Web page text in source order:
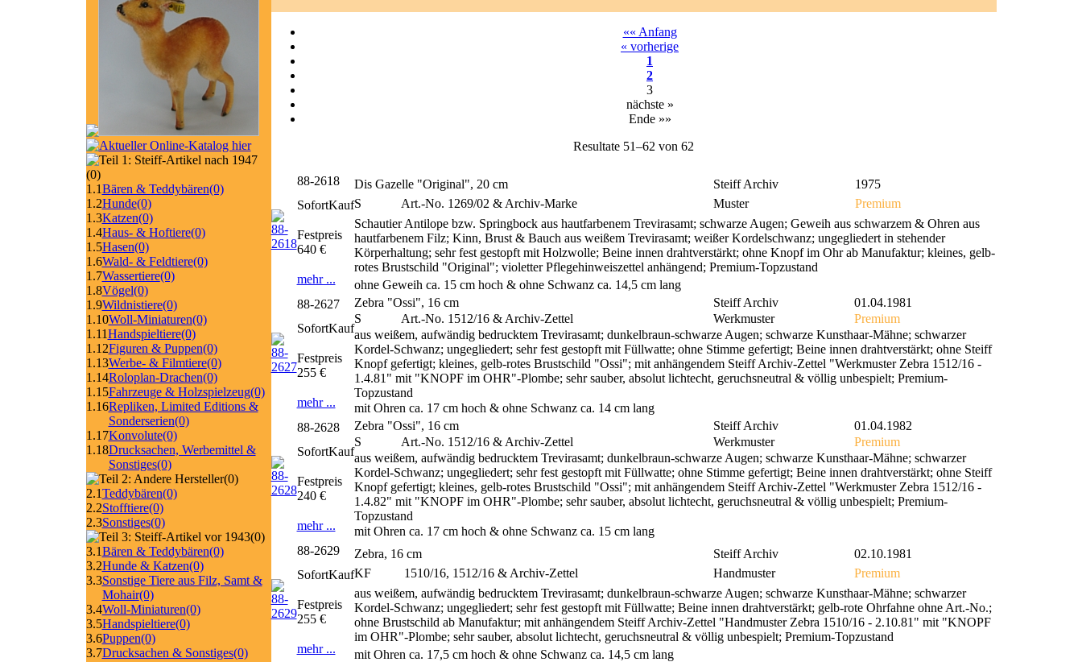
(0)
1.1Bären & Teddybären(0)
1.2Hunde(0)
1.3Katzen(0)
1.4Haus- & Hoftiere(0)
1.5Hasen(0)
1.6Wald- & Feldtiere(0)
1.7Wassertiere(0)
1.8Vögel(0)
1.9Wildnistiere(0)
1.10Woll-Miniaturen(0)
1.11Handspieltiere(0)
1.12Figuren & Puppen(0)
1.13Werbe- & Filmtiere(0)
1.14Roloplan-Drachen(0)
1.15Fahrzeuge & Holzspielzeug(0)
1.16Repliken, Limited Editions &
Sonderserien(0)
1.17Konvolute(0)
1.18Drucksachen, Werbemittel &
Sonstiges(0)
(0)
2.1Teddybären(0)
2.2Stofftiere(0)
2.3Sonstiges(0)
(0)
3.1Bären & Teddybären(0)
3.2Hunde & Katzen(0)
3.3Sonstige Tiere aus Filz, Samt &
Mohair(0)
3.4Woll-Miniaturen(0)
3.5Handspieltiere(0)
3.6Puppen(0)
3.7Drucksachen & Sonstiges(0)
«« Anfang
« vorherige
1
2
3
nächste »
Ende »»
Resultate 51–62 von 62
88-2618 Dis Gazelle "Original", 20 cm Steiff Archiv
1975
S
Art.-No. 1269/02 & Archiv-Marke Muster
Premium
Schautier Antilope bzw. Springbock aus hautfarbenem Trevirasamt; schwarze Augen; Geweih aus schwarzem & Ohren aus
hautfarbenem Filz; Kinn, Brust & Bauch aus weißem Trevirasamt; weißer Kordelschwanz; ungegliedert in stehender
Körperhaltung; sehr fest gestopft mit Holzwolle; Beine innen drahtverstärkt; ohne Knopf im Ohr ab Manufaktur; kleines, gelb-
rotes Brustschild "Original"; violetter Pflegehinweiszettel anhängend; Premium-Topzustand
ohne Geweih ca. 15 cm hoch & ohne Schwanz ca. 14,5 cm lang
SofortKauf
Festpreis
640 €
mehr ...
88-2627
Zebra "Ossi", 16 cm Steiff Archiv
01.04.1981
S
Art.-No. 1512/16 & Archiv-Zettel Werkmuster
Premium
aus weißem, aufwändig bedrucktem Trevirasamt; dunkelbraun-schwarze Augen; schwarze Kunsthaar-Mähne; schwarzer
Kordel-Schwanz; ungegliedert; sehr fest gestopft mit Füllwatte; ohne Stimme gefertigt; Beine innen drahtverstärkt; ohne Steiff
Knopf gefertigt; kleines, gelb-rotes Brustschild "Ossi"; mit anhängendem Steiff Archiv-Zettel "Werkmuster Zebra 1512/16 -
1.4.81" mit "KNOPF im OHR"-Plombe; sehr sauber, absolut lichtecht, geruchsneutral & völlig unbespielt; Premium-
Topzustand
mit Ohren ca. 17 cm hoch & ohne Schwanz ca. 14 cm lang
SofortKauf
Festpreis
255 €
mehr ...
88-2628
Zebra "Ossi", 16 cm Steiff Archiv
01.04.1982
S
Art.-No. 1512/16 & Archiv-Zettel Werkmuster
Premium
aus weißem, aufwändig bedrucktem Trevirasamt; dunkelbraun-schwarze Augen; schwarze Kunsthaar-Mähne; schwarzer
Kordel-Schwanz; ungegliedert; sehr fest gestopft mit Füllwatte; ohne Stimme gefertigt; Beine innen drahtverstärkt; ohne Steiff
Knopf gefertigt; kleines, gelb-rotes Brustschild "Ossi"; mit anhängendem Steiff Archiv-Zettel "Werkmuster Zebra 1512/16 -
1.4.82" mit "KNOPF im OHR"-Plombe; sehr sauber, absolut lichtecht, geruchsneutral & völlig unbespielt; Premium-
Topzustand
mit Ohren ca. 17 cm hoch & ohne Schwanz ca. 15 cm lang
SofortKauf
Festpreis
240 €
mehr ...
88-2629
Zebra, 16 cm Steiff Archiv
02.10.1981
KF
1510/16, 1512/16 & Archiv-Zettel Handmuster
Premium
aus weißem, aufwändig bedrucktem Trevirasamt; dunkelbraun-schwarze Augen; schwarze Kunsthaar-Mähne; schwarzer
Kordel-Schwanz; ungegliedert; sehr fest gestopft mit Füllwatte; Beine innen drahtverstärkt; gelb-rote Ohrfahne ohne Art.-No.;
ohne Brustschild ab Manufaktur; mit anhängendem Steiff Archiv-Zettel "Handmuster Zebra 1510/16 - 2.10.81" mit "KNOPF
im OHR"-Plombe; sehr sauber, absolut lichtecht, geruchsneutral & völlig unbespielt; Premium-Topzustand
mit Ohren ca. 17,5 cm hoch & ohne Schwanz ca. 14,5 cm lang
SofortKauf
Festpreis
255 €
mehr ...